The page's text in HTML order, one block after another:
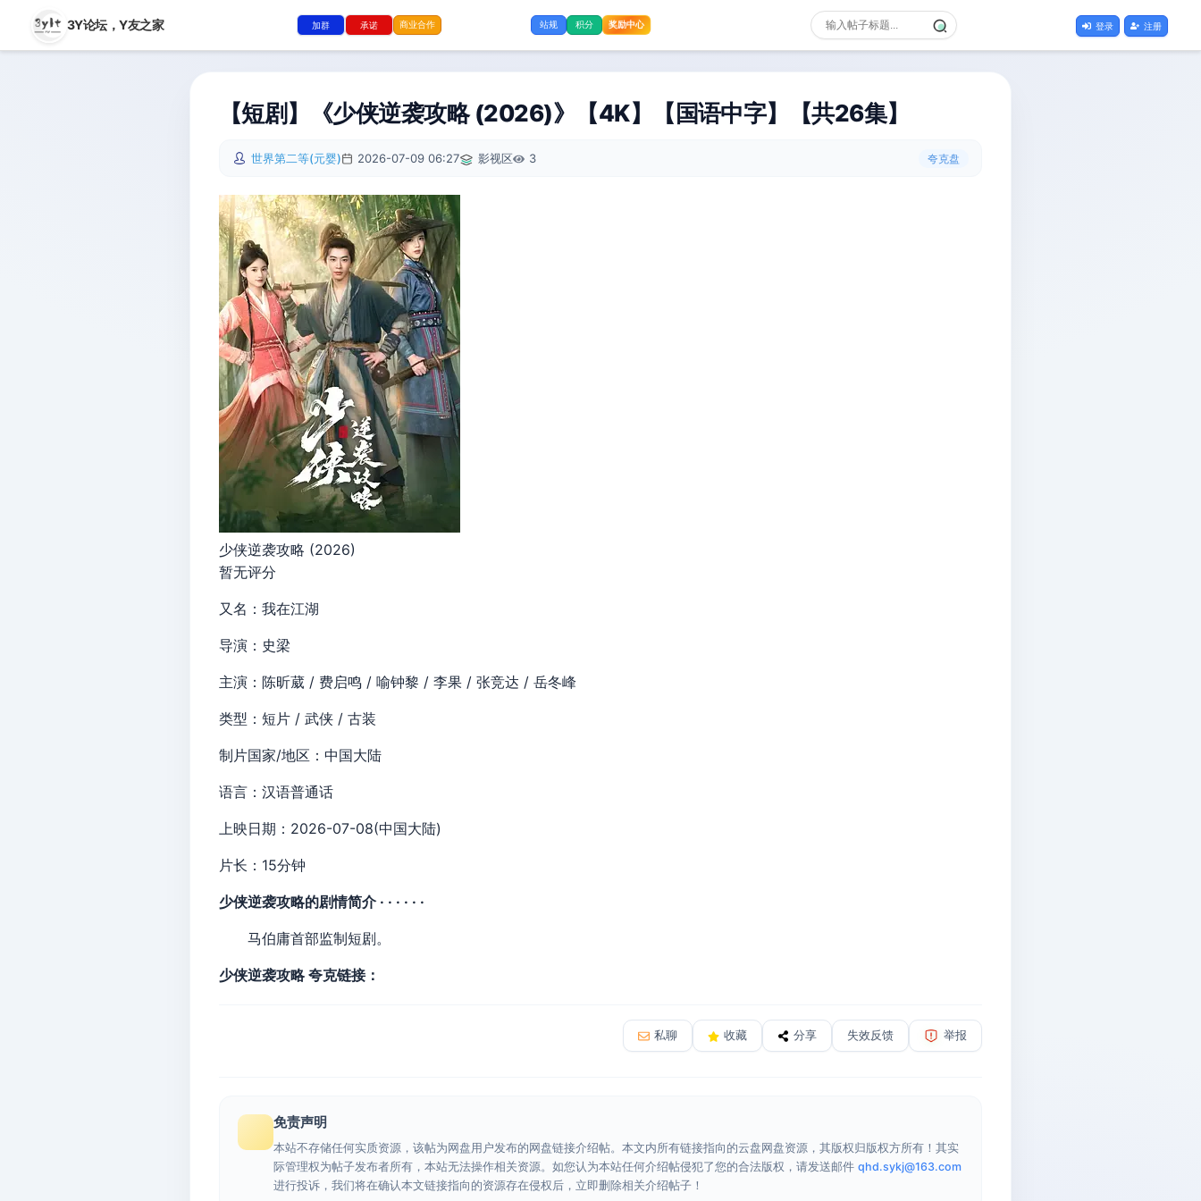
3Y论坛，Y友之家 加群 承诺 商业合作 站规 积分 奖励中心 登录 注册
【短剧】《少侠逆袭攻略 (2026)》【4K】【国语中字】【共26集】
世界第二等(元婴) 2026-07-09 06:27 影视区 3 夸克盘
少侠逆袭攻略 (2026)
暂无评分
又名：我在江湖
导演：史梁
主演：陈昕葳 / 费启鸣 / 喻钟黎 / 李果 / 张竞达 / 岳冬峰
类型：短片 / 武侠 / 古装
制片国家/地区：中国大陆
语言：汉语普通话
上映日期：2026-07-08(中国大陆)
片长：15分钟
少侠逆袭攻略的剧情简介 · · · · · ·
马伯庸首部监制短剧。
少侠逆袭攻略 夸克链接：
私聊 收藏 分享 失效反馈 举报
免责声明
本站不存储任何实质资源，该帖为网盘用户发布的网盘链接介绍帖。本文内所有链接指向的云盘网盘资源，其版权归版权方所有！其实
际管理权为帖子发布者所有，本站无法操作相关资源。如您认为本站任何介绍帖侵犯了您的合法版权，请发送邮件 qhd.sykj@163.com
进行投诉，我们将在确认本文链接指向的资源存在侵权后，立即删除相关介绍帖子！